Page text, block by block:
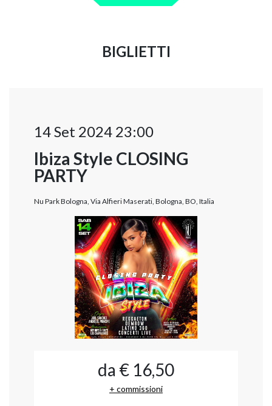
BIGLIETTI
14 Set 2024 23:00
Ibiza Style CLOSING
PARTY
Nu Park Bologna, Via Alfieri Maserati, Bologna, BO, Italia
da € 16,50
+ commissioni